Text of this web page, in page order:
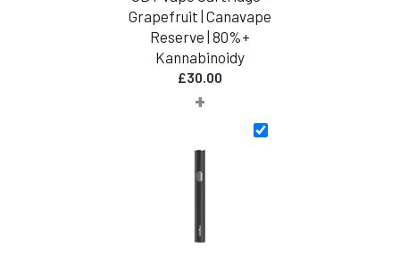
Grapefruit | Canavape
Reserve | 80%+
Kannabinoidy
£30.00
+